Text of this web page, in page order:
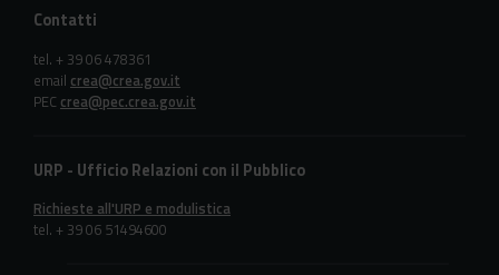
Contatti
tel. + 39 06 478361
email crea@crea.gov.it
PEC crea@pec.crea.gov.it
URP - Ufficio Relazioni con il Pubblico
Richieste all'URP e modulistica
tel. + 39 06 51494600